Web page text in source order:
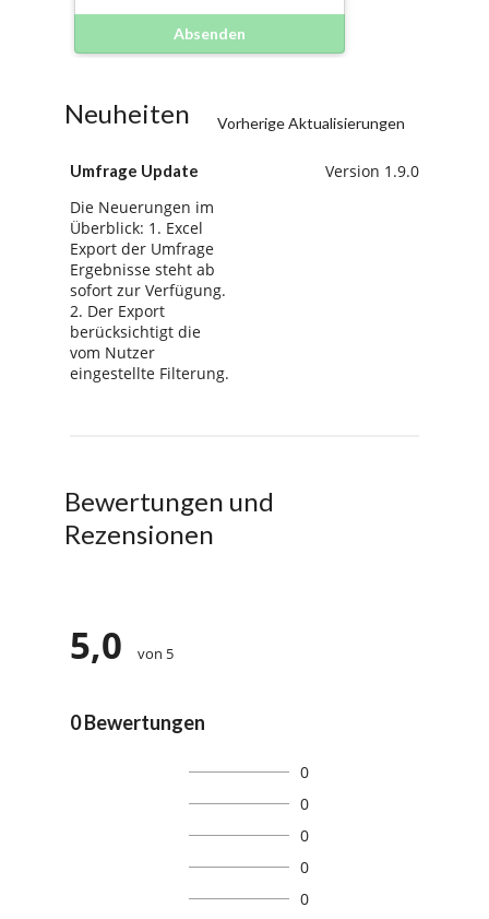
Absenden
Neuheiten Vorherige Aktualisierungen
Umfrage Update
Die Neuerungen im
Überblick: 1. Excel
Export der Umfrage
Ergebnisse steht ab
sofort zur Verfügung.
2. Der Export
berücksichtigt die
vom Nutzer
eingestellte Filterung.
Version 1.9.0
Bewertungen und
Rezensionen
5,0 von 5
0 Bewertungen
0
0
0
0
0